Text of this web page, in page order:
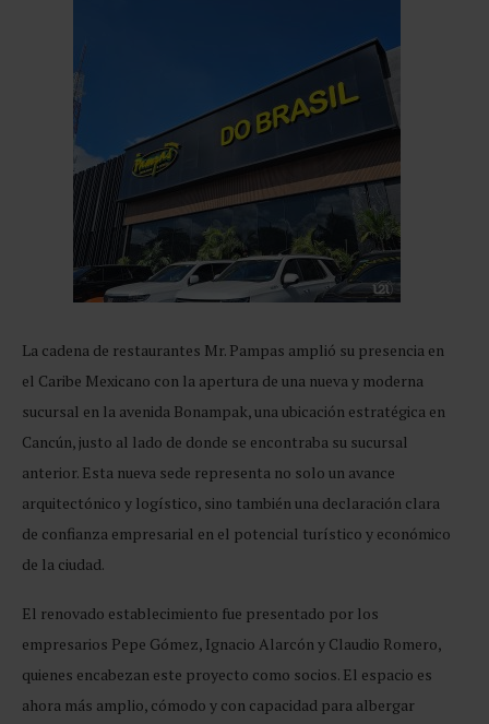
La cadena de restaurantes Mr. Pampas amplió su presencia en
el Caribe Mexicano con la apertura de una nueva y moderna
sucursal en la avenida Bonampak, una ubicación estratégica en
Cancún, justo al lado de donde se encontraba su sucursal
anterior. Esta nueva sede representa no solo un avance
arquitectónico y logístico, sino también una declaración clara
de confianza empresarial en el potencial turístico y económico
de la ciudad.
El renovado establecimiento fue presentado por los
empresarios Pepe Gómez, Ignacio Alarcón y Claudio Romero,
quienes encabezan este proyecto como socios. El espacio es
ahora más amplio, cómodo y con capacidad para albergar